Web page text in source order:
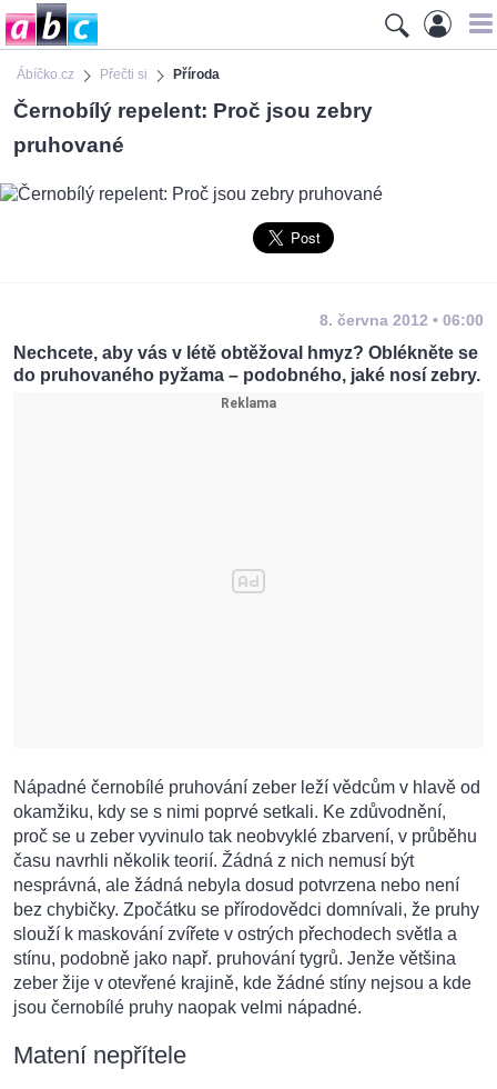
Ábíčko.cz Přečti si Příroda
Černobílý repelent: Proč jsou zebry
pruhované
8. června 2012 • 06:00
Nechcete, aby vás v létě obtěžoval hmyz? Oblékněte se
do pruhovaného pyžama – podobného, jaké nosí zebry.
Nápadné černobílé pruhování zeber leží vědcům v hlavě od
okamžiku, kdy se s nimi poprvé setkali. Ke zdůvodnění,
proč se u zeber vyvinulo tak neobvyklé zbarvení, v průběhu
času navrhli několik teorií. Žádná z nich nemusí být
nesprávná, ale žádná nebyla dosud potvrzena nebo není
bez chybičky. Zpočátku se přírodovědci domnívali, že pruhy
slouží k maskování zvířete v ostrých přechodech světla a
stínu, podobně jako např. pruhování tygrů. Jenže většina
zeber žije v otevřené krajině, kde žádné stíny nejsou a kde
jsou černobílé pruhy naopak velmi nápadné.
Matení nepřítele